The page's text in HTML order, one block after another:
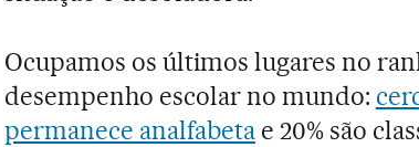
Ocupamos os últimos lugares no
desempenho escolar no mundo:
permanece analfabetae 20% são